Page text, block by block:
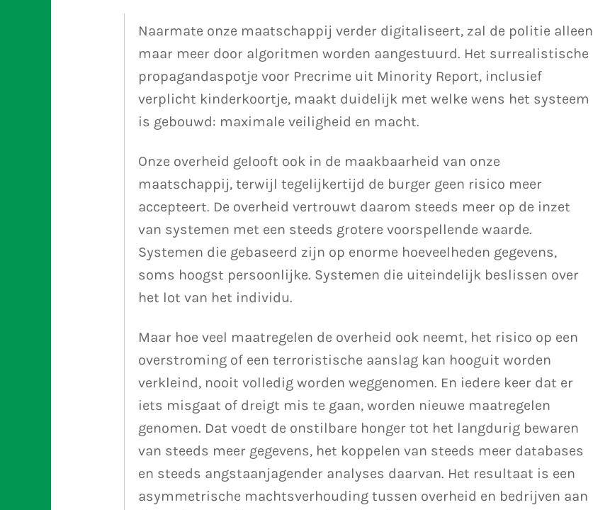
Naarmate onze maatschappij verder digitaliseert, zal de politie alleen
maar meer door algoritmen worden aangestuurd. Het surrealistische
propagandaspotje voor Precrime uit Minority Report, inclusief
verplicht kinderkoortje, maakt duidelijk met welke wens het systeem
is gebouwd: maximale veiligheid en macht.
Onze overheid gelooft ook in de maakbaarheid van onze
maatschappij, terwijl tegelijkertijd de burger geen risico meer
accepteert. De overheid vertrouwt daarom steeds meer op de inzet
van systemen met een steeds grotere voorspellende waarde.
Systemen die gebaseerd zijn op enorme hoeveelheden gegevens,
soms hoogst persoonlijke. Systemen die uiteindelijk beslissen over
het lot van het individu.
Maar hoe veel maatregelen de overheid ook neemt, het risico op een
overstroming of een terroristische aanslag kan hooguit worden
verkleind, nooit volledig worden weggenomen. En iedere keer dat er
iets misgaat of dreigt mis te gaan, worden nieuwe maatregelen
genomen. Dat voedt de onstilbare honger tot het langdurig bewaren
van steeds meer gegevens, het koppelen van steeds meer databases
en steeds angstaanjagender analyses daarvan. Het resultaat is een
asymmetrische machtsverhouding tussen overheid en bedrijven aan